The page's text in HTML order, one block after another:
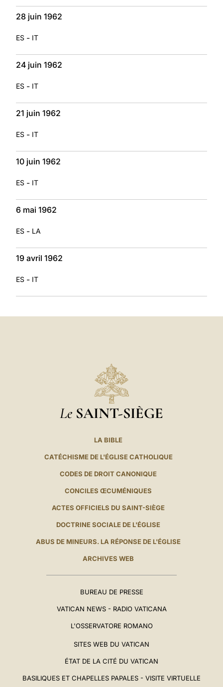
28 juin 1962
ES - IT
24 juin 1962
ES - IT
21 juin 1962
ES - IT
10 juin 1962
ES - IT
6 mai 1962
ES - LA
19 avril 1962
ES - IT
Le SAINT-SIÈGE
LA BIBLE
CATÉCHISME DE L'ÉGLISE CATHOLIQUE
CODES DE DROIT CANONIQUE
CONCILES ŒCUMÉNIQUES
ACTES OFFICIELS DU SAINT-SIÈGE
DOCTRINE SOCIALE DE L'ÉGLISE
ABUS DE MINEURS. LA RÉPONSE DE L'ÉGLISE
ARCHIVES WEB
BUREAU DE PRESSE
VATICAN NEWS - RADIO VATICANA
L'OSSERVATORE ROMANO
SITES WEB DU VATICAN
ÉTAT DE LA CITÉ DU VATICAN
BASILIQUES ET CHAPELLES PAPALES - VISITE VIRTUELLE